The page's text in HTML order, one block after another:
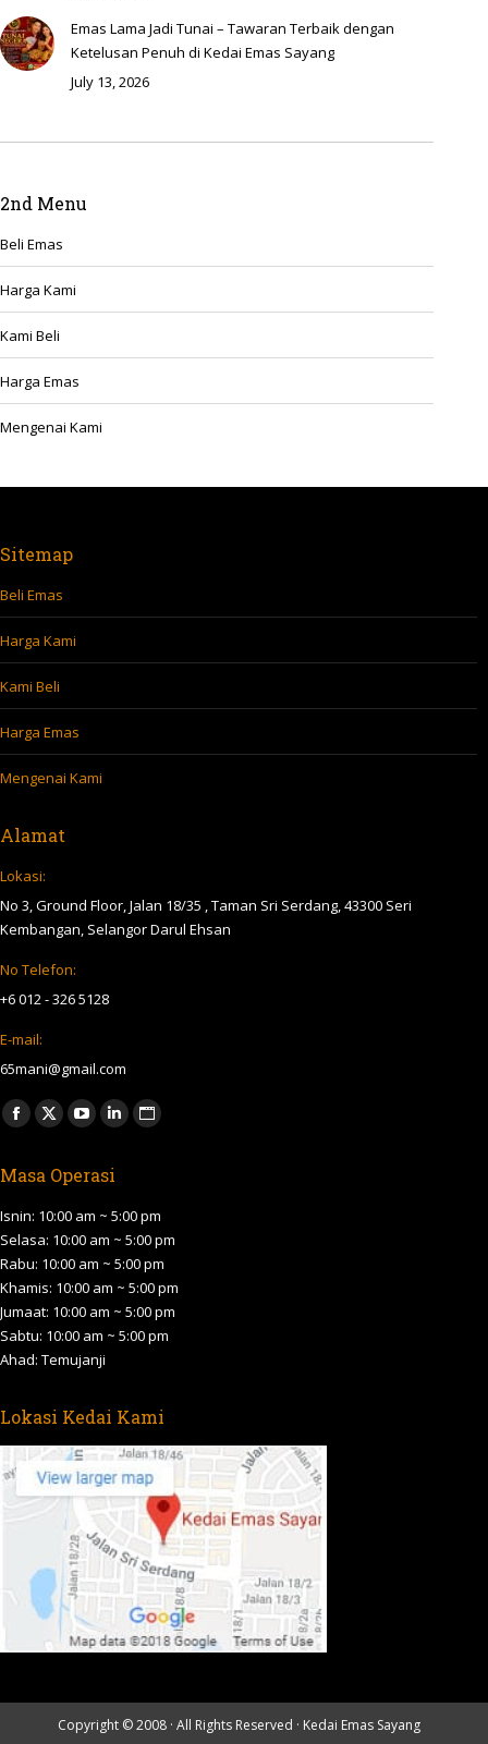
Emas Lama Jadi Tunai – Tawaran Terbaik dengan
Ketelusan Penuh di Kedai Emas Sayang
July 13, 2026
2nd Menu
Beli Emas
Harga Kami
Kami Beli
Harga Emas
Mengenai Kami
Sitemap
Beli Emas
Harga Kami
Kami Beli
Harga Emas
Mengenai Kami
Alamat
Lokasi:
No 3, Ground Floor, Jalan 18/35 , Taman Sri Serdang, 43300 Seri
Kembangan, Selangor Darul Ehsan
No Telefon:
+6 012 - 326 5128
E-mail:
65mani@gmail.com
Find us on:
Facebook
opens
in
new
window
X
opens
in
new
window
YouTube
opens
in
new
window
Linkedin
opens
in
new
window
Website
in
new
window
Masa Operasi
Isnin: 10:00 am ~ 5:00 pm
Selasa: 10:00 am ~ 5:00 pm
Rabu: 10:00 am ~ 5:00 pm
Khamis: 10:00 am ~ 5:00 pm
Jumaat: 10:00 am ~ 5:00 pm
Sabtu: 10:00 am ~ 5:00 pm
Ahad: Temujanji
Lokasi Kedai Kami
Copyright © 2008 · All Rights Reserved · Kedai Emas Sayang